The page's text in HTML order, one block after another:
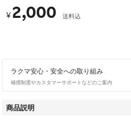
¥ 2,000 送料込
ラクマ安心・安全への取り組み
補償制度やカスタマーサポートなどのご案内
商品説明